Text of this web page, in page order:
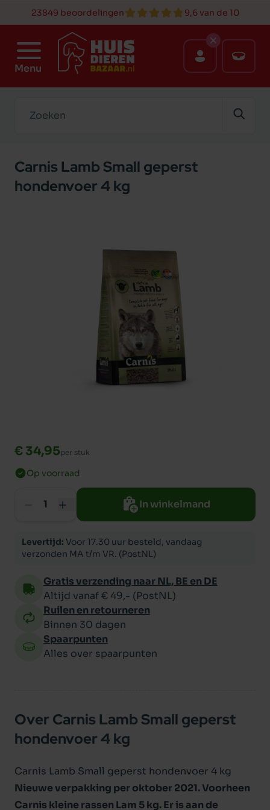
23849 beoordelingen 9,6 van de 10
Menu
Carnis Lamb Small geperst
hondenvoer 4 kg
€ 34,95per stuk
Op voorraad
In winkelmand
Levertijd: Voor 17.30 uur besteld, vandaag
verzonden MA t/m VR. (PostNL)
Gratis verzending naar NL, BE en DE
Altijd vanaf € 49,- (PostNL)
Ruilen en retourneren
Binnen 30 dagen
Spaarpunten
Alles over spaarpunten
Over Carnis Lamb Small geperst
hondenvoer 4 kg
Carnis Lamb Small geperst hondenvoer 4 kg
Nieuwe verpakking per oktober 2021. Voorheen
Carnis kleine rassen Lam 5 kg. Er is aan de